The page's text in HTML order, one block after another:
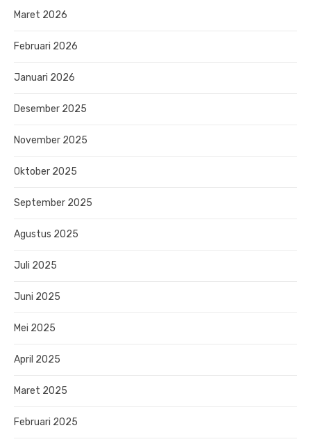
Maret 2026
Februari 2026
Januari 2026
Desember 2025
November 2025
Oktober 2025
September 2025
Agustus 2025
Juli 2025
Juni 2025
Mei 2025
April 2025
Maret 2025
Februari 2025